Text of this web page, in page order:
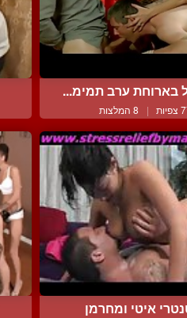
בארוחת ערב תמימ...
| 8 המלצות
איטי ומחרמן